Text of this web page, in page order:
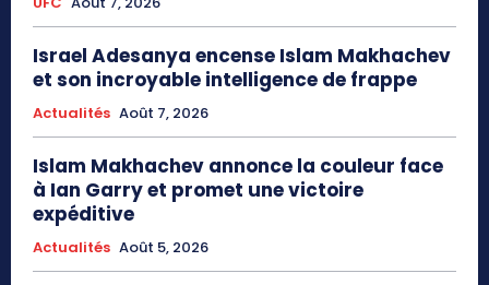
Israel Adesanya encense Islam Makhachev
et son incroyable intelligence de frappe
Actualités Août 7, 2026
Islam Makhachev annonce la couleur face
à Ian Garry et promet une victoire
expéditive
Actualités Août 5, 2026